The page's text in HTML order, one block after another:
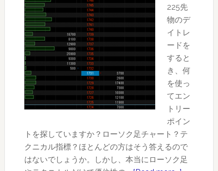
出
来
高
の
多
い
価
格
帯
と
少
な
い
225先
物のデ
イトレ
ードを
すると
き、何
を使っ
てエン
トリー
ポイン
トを探していますか？ローソク足チャート？テ
クニカル指標？ほとんどの方はそう答えるので
はないでしょうか。しかし、本当にローソク足